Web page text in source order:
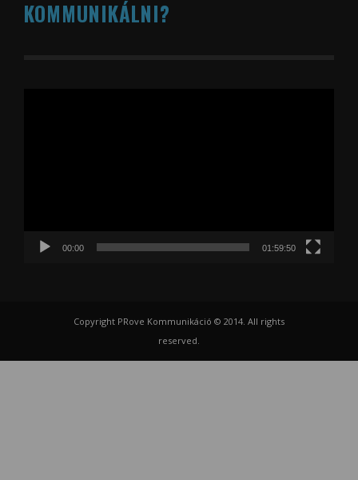
KOMMUNIKÁLNI?
00:00 01:59:50
Copyright PRove Kommunikáció © 2014. All rights
reserved.